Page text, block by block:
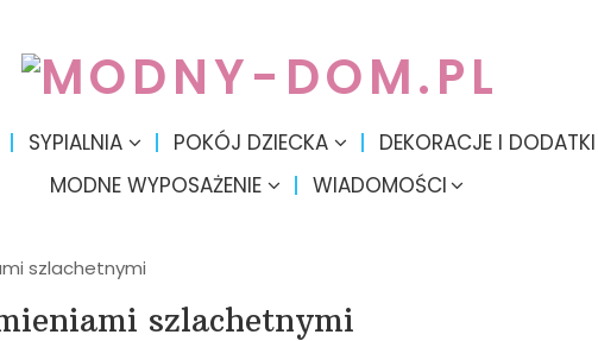
SYPIALNIA POKÓJ DZIECKA DEKORACJE I DODATKI
MODNE WYPOSAŻENIE
WIADOMOŚCI
szlachetnymi
szlachetnymi